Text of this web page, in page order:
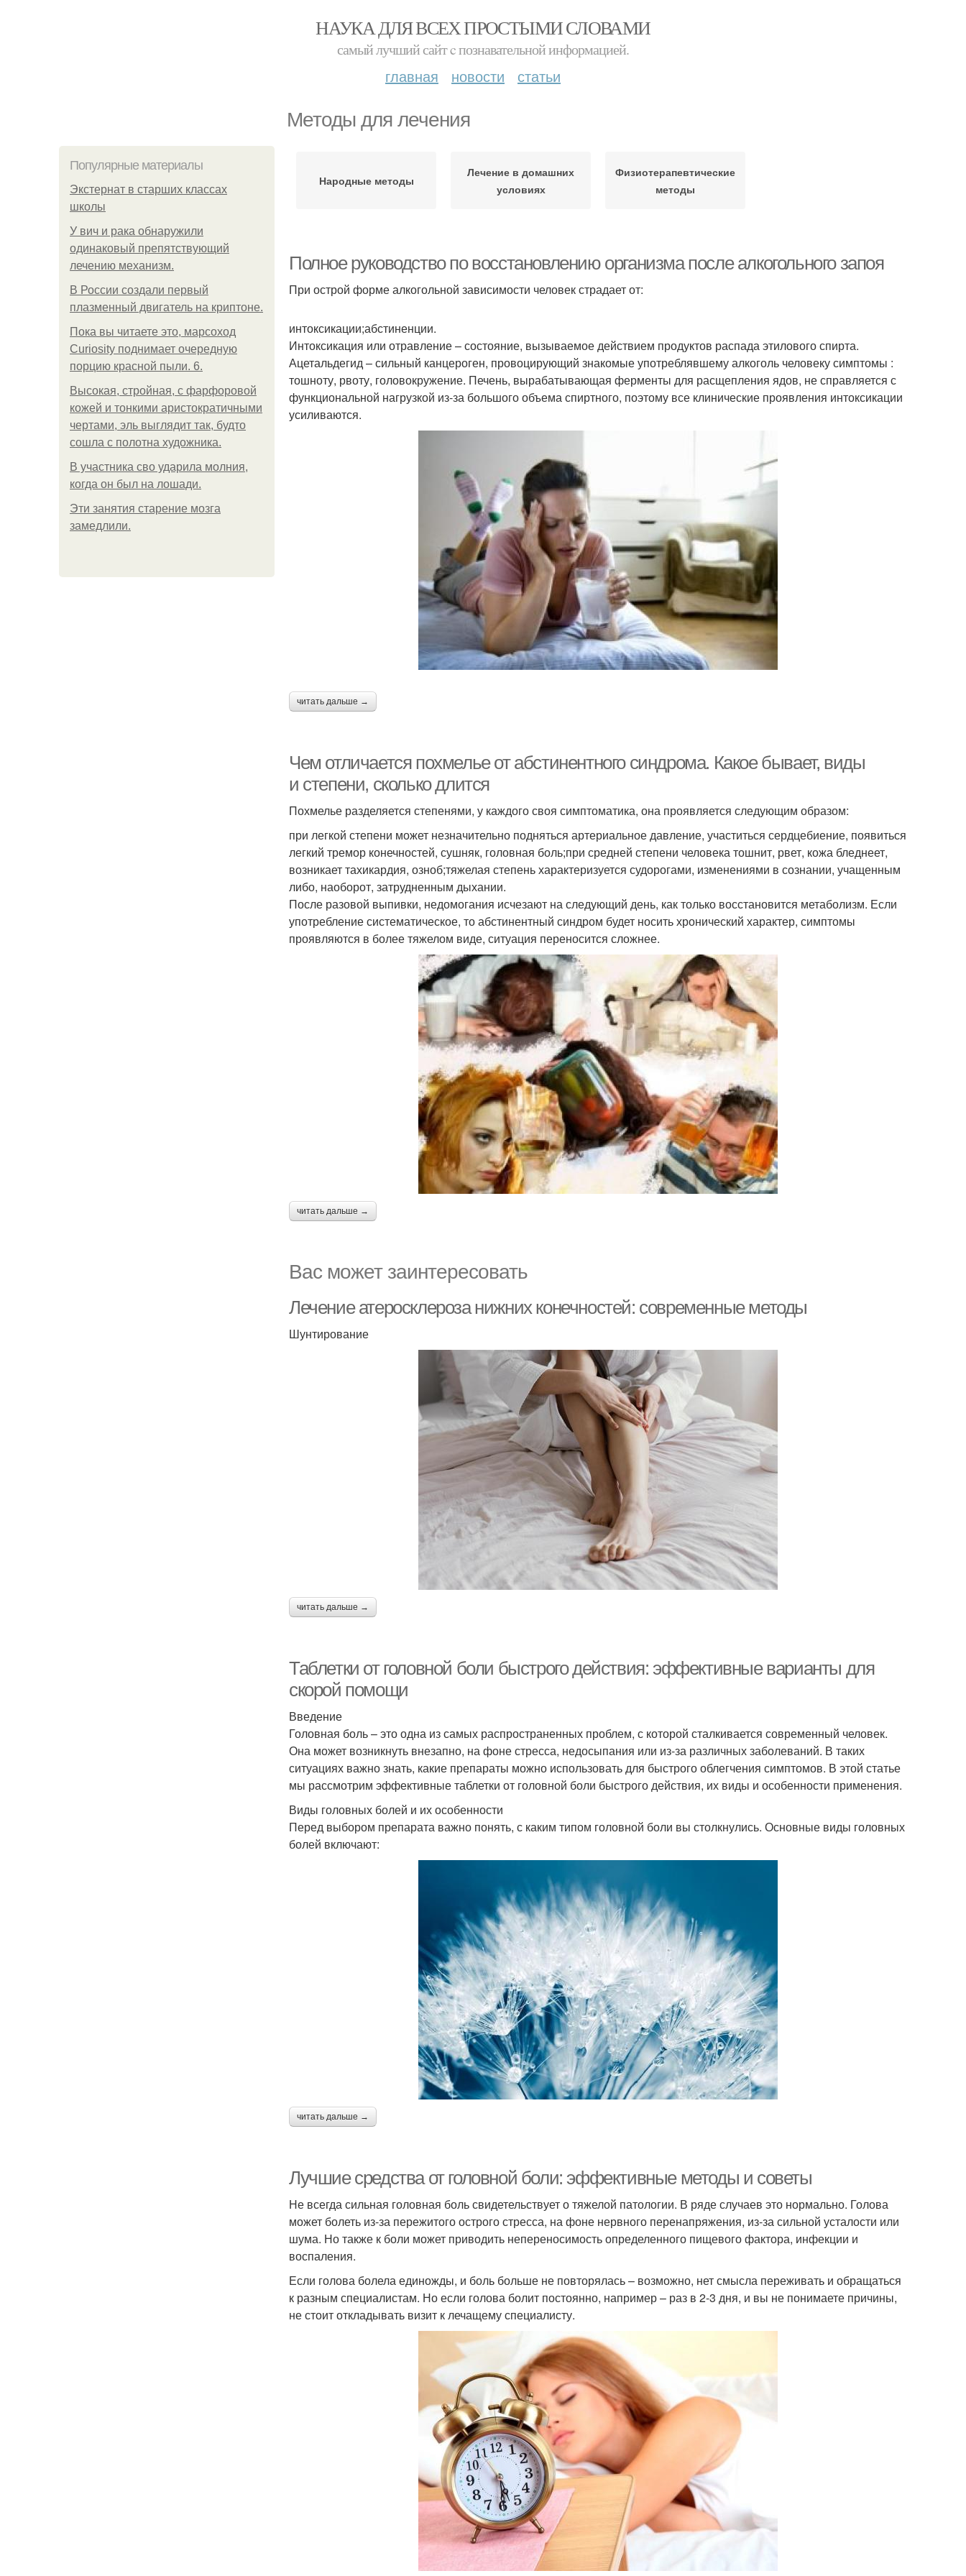
НАУКА ДЛЯ ВСЕХ ПРОСТЫМИ СЛОВАМИ
самый лучший сайт c познавательной информацией.
главная новости статьи
Методы для лечения
Популярные материалы
Экстернат в старших классах
школы
У вич и рака обнаружили
одинаковый препятствующий
лечению механизм.
В России создали первый
плазменный двигатель на криптоне.
Пока вы читаете это, марсоход
Curiosity поднимает очередную
порцию красной пыли. 6.
Высокая, стройная, с фарфоровой
кожей и тонкими аристократичными
чертами, эль выглядит так, будто
сошла с полотна художника.
В участника сво ударила молния,
когда он был на лошади.
Эти занятия старение мозга
замедлили.
Народные методы
Лечение в домашних
условиях
Физиотерапевтические
методы
Полное руководство по восстановлению организма после алкогольного запоя
При острой форме алкогольной зависимости человек страдает от:
интоксикации;абстиненции.
Интоксикация или отравление – состояние, вызываемое действием продуктов распада этилового спирта.
Ацетальдегид – сильный канцероген, провоцирующий знакомые употреблявшему алкоголь человеку симптомы :
тошноту, рвоту, головокружение. Печень, вырабатывающая ферменты для расщепления ядов, не справляется с
функциональной нагрузкой из-за большого объема спиртного, поэтому все клинические проявления интоксикации
усиливаются.
читать дальше →
Чем отличается похмелье от абстинентного синдрома. Какое бывает, виды
и степени, сколько длится
Похмелье разделяется степенями, у каждого своя симптоматика, она проявляется следующим образом:
при легкой степени может незначительно подняться артериальное давление, участиться сердцебиение, появиться
легкий тремор конечностей, сушняк, головная боль;при средней степени человека тошнит, рвет, кожа бледнеет,
возникает тахикардия, озноб;тяжелая степень характеризуется судорогами, изменениями в сознании, учащенным
либо, наоборот, затрудненным дыхании.
После разовой выпивки, недомогания исчезают на следующий день, как только восстановится метаболизм. Если
употребление систематическое, то абстинентный синдром будет носить хронический характер, симптомы
проявляются в более тяжелом виде, ситуация переносится сложнее.
читать дальше →
Вас может заинтересовать
Лечение атеросклероза нижних конечностей: современные методы
Шунтирование
читать дальше →
Таблетки от головной боли быстрого действия: эффективные варианты для
скорой помощи
Введение
Головная боль – это одна из самых распространенных проблем, с которой сталкивается современный человек.
Она может возникнуть внезапно, на фоне стресса, недосыпания или из-за различных заболеваний. В таких
ситуациях важно знать, какие препараты можно использовать для быстрого облегчения симптомов. В этой статье
мы рассмотрим эффективные таблетки от головной боли быстрого действия, их виды и особенности применения.
Виды головных болей и их особенности
Перед выбором препарата важно понять, с каким типом головной боли вы столкнулись. Основные виды головных
болей включают:
читать дальше →
Лучшие средства от головной боли: эффективные методы и советы
Не всегда сильная головная боль свидетельствует о тяжелой патологии. В ряде случаев это нормально. Голова
может болеть из-за пережитого острого стресса, на фоне нервного перенапряжения, из-за сильной усталости или
шума. Но также к боли может приводить непереносимость определенного пищевого фактора, инфекции и
воспаления.
Если голова болела единожды, и боль больше не повторялась – возможно, нет смысла переживать и обращаться
к разным специалистам. Но если голова болит постоянно, например – раз в 2-3 дня, и вы не понимаете причины,
не стоит откладывать визит к лечащему специалисту.